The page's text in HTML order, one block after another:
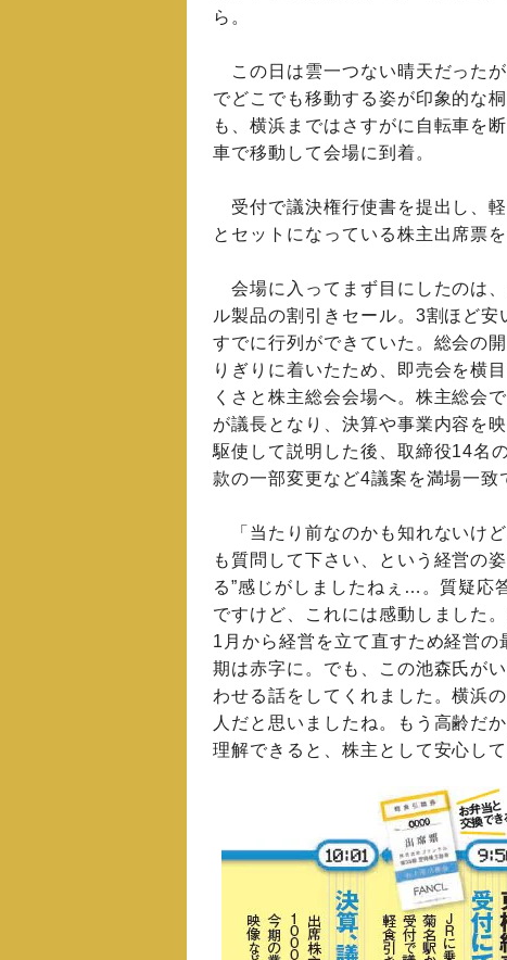
ら。
この日は雲一つない晴天だった
でどこでも移動する姿が印象的な
も、横浜まではさすがに自転車を
車で移動して会場に到着。
受付で議決権行使書を提出し、
とセットになっている株主出席票を
会場に入ってまず目にしたのは
ル製品の割引きセール。3割ほど安
すでに行列ができていた。総会の
りぎりに着いたため、即売会を横
くさと株主総会会場へ。株主総会
が議長となり、決算や事業内容を
駆使して説明した後、取締役14名
款の一部変更など4議案を満場一致
「当たり前なのかも知れないけ
も質問して下さい、という経営の
る”感じがしましたねぇ…。質疑応
ですけど、これには感動しました
1月から経営を立て直すため経営
期は赤字に。でも、この池森氏が
わせる話をしてくれました。横浜
人だと思いましたね。もう高齢だ
理解できると、株主として安心し